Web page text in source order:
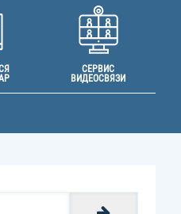
СЕРВИС
ВИДЕОСВЯЗИ